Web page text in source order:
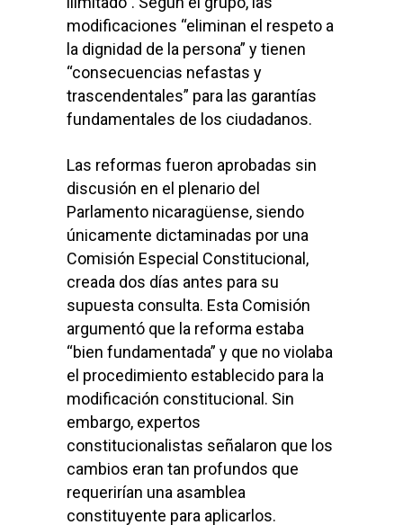
modificaciones “eliminan el respeto a
la dignidad de la persona” y tienen
“consecuencias nefastas y
trascendentales” para las garantías
fundamentales de los ciudadanos.
Las reformas fueron aprobadas sin
discusión en el plenario del
Parlamento nicaragüense, siendo
únicamente dictaminadas por una
Comisión Especial Constitucional,
creada dos días antes para su
supuesta consulta. Esta Comisión
argumentó que la reforma estaba
“bien fundamentada” y que no violaba
el procedimiento establecido para la
modificación constitucional. Sin
embargo, expertos
constitucionalistas señalaron que los
cambios eran tan profundos que
requerirían una asamblea
constituyente para aplicarlos.